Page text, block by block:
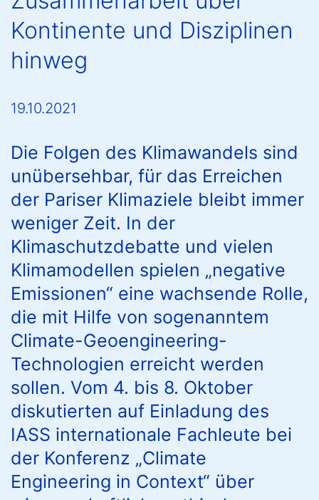
Kontinente und Disziplinen
hinweg
19.10.2021
Die Folgen des Klimawandels sind
unübersehbar, für das Erreichen
der Pariser Klimaziele bleibt immer
weniger Zeit. In der
Klimaschutzdebatte und vielen
Klimamodellen spielen „negative
Emissionen“ eine wachsende Rolle,
die mit Hilfe von sogenanntem
Climate-Geoengineering-
Technologien erreicht werden
sollen. Vom 4. bis 8. Oktober
diskutierten auf Einladung des
IASS internationale Fachleute bei
der Konferenz „Climate
Engineering in Context“ über